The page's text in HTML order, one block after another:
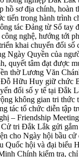
hồ sơ địa chính, hoàn
tiến trong hành trình
tác Đảng từ Sổ tay
nghệ, hướng tới
khai chuyển đổi số
Ngày Quyền của
quyết tâm đạt được
thờ Lương Văn
Hữu Huy giữ chức
đổi số y tế tại Đắk
không gian tri thức
tác tổ chức diễn tập
– Friendship
tri Đắk Lắk gửi gắm
cho Ngày hội bầu
Quốc hội và đại biểu
Chính kiểm tra,